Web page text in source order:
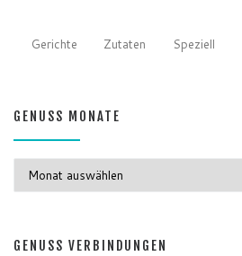
Gerichte Zutaten Speziell
GENUSS MONATE
GENUSS VERBINDUNGEN